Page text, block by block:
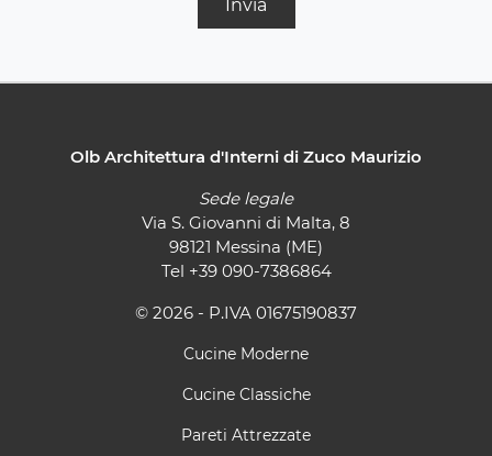
Invia
Olb Architettura d'Interni di Zuco Maurizio
Sede legale
Via S. Giovanni di Malta, 8
98121 Messina (ME)
Tel +39 090-7386864
© 2026 - P.IVA 01675190837
Cucine Moderne
Cucine Classiche
Pareti Attrezzate